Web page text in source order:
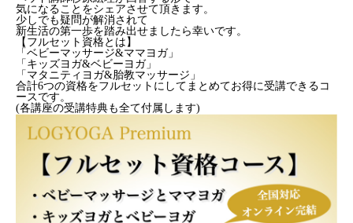
気になることをシェアさせて頂きます。
少しでも疑問が解消されて
新生活の第一歩を踏み出せましたら幸いです。
【フルセット資格とは】
「ベビーマッサージ&ママヨガ」
「キッズヨガ&ベビーヨガ」
「マタニティヨガ&胎教マッサージ」
合計6つの資格をフルセットにしてまとめてお得に受講できるコ
ースです。
(各講座の受講特典も全て付属します)